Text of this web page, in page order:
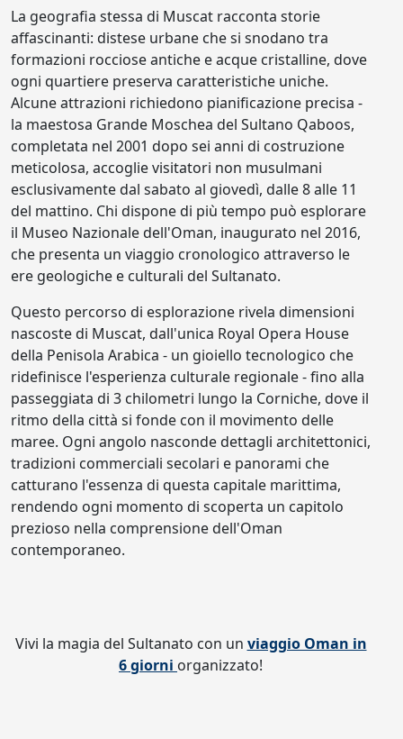
La geografia stessa di Muscat racconta storie
affascinanti: distese urbane che si snodano tra
formazioni rocciose antiche e acque cristalline, dove
ogni quartiere preserva caratteristiche uniche.
Alcune attrazioni richiedono pianificazione precisa -
la maestosa Grande Moschea del Sultano Qaboos,
completata nel 2001 dopo sei anni di costruzione
meticolosa, accoglie visitatori non musulmani
esclusivamente dal sabato al giovedì, dalle 8 alle 11
del mattino. Chi dispone di più tempo può esplorare
il Museo Nazionale dell'Oman, inaugurato nel 2016,
che presenta un viaggio cronologico attraverso le
ere geologiche e culturali del Sultanato.
Questo percorso di esplorazione rivela dimensioni
nascoste di Muscat, dall'unica Royal Opera House
della Penisola Arabica - un gioiello tecnologico che
ridefinisce l'esperienza culturale regionale - fino alla
passeggiata di 3 chilometri lungo la Corniche, dove il
ritmo della città si fonde con il movimento delle
maree. Ogni angolo nasconde dettagli architettonici,
tradizioni commerciali secolari e panorami che
catturano l'essenza di questa capitale marittima,
rendendo ogni momento di scoperta un capitolo
prezioso nella comprensione dell'Oman
contemporaneo.
Vivi la magia del Sultanato con un viaggio Oman in
6 giorni organizzato!